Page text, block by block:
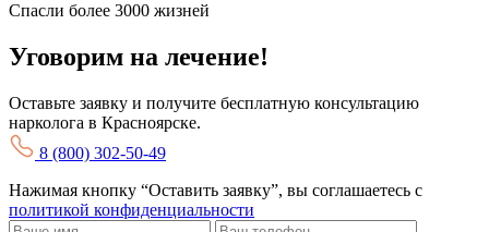
Спасли более 3000 жизней
Уговорим на лечение!
Оставьте заявку и получите бесплатную консультацию
нарколога в Красноярске.
8 (800) 302-50-49
Нажимая кнопку “Оставить заявку”, вы соглашаетесь с
политикой конфиденциальности